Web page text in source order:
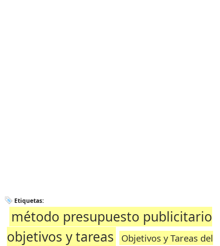
Etiquetas:
método presupuesto publicitario
objetivos y tareas
Objetivos y Tareas del